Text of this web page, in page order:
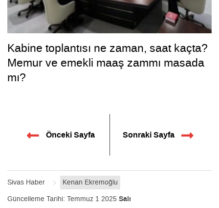
Sivas Haber
Kenan Ekremoğlu
Güncelleme Tarihi: Temmuz 1 2025 Salı
Kabine toplantısı ne zaman, saat kaçta?
Memur ve emekli maaş zammı masada
mı?
Önceki Sayfa Sonraki Sayfa